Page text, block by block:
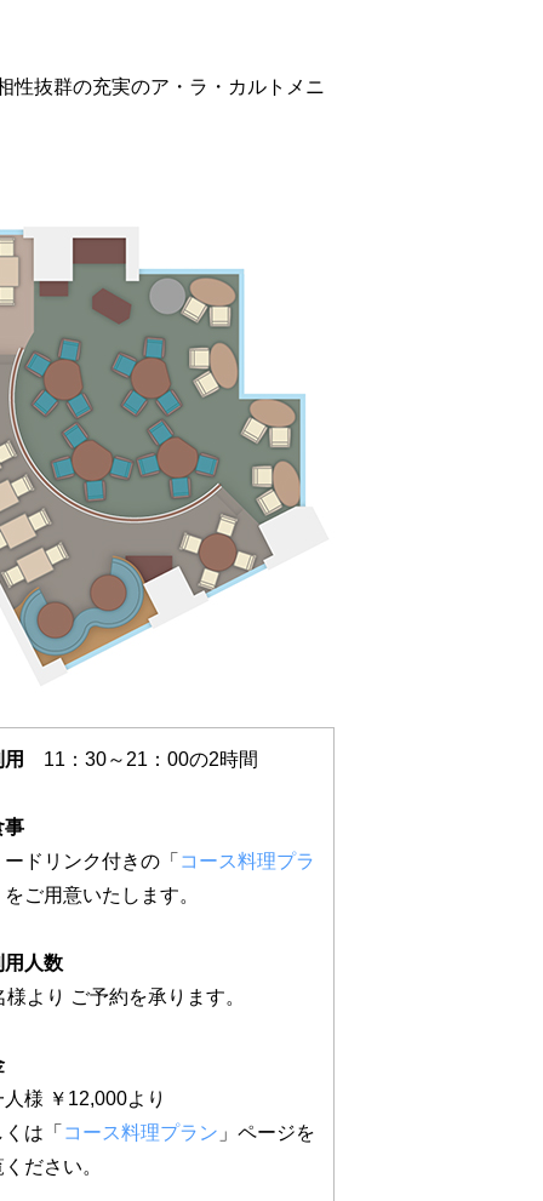
性抜群の充実のア・ラ・カルトメニ
用 11：30～21：00の2時間
事
ドリンク付きの「 コース料理プラ
をご用意いたします。
用人数
様より ご予約を承ります。
様 ￥12,000より
は「 コース料理プラン 」ページを
ださい。